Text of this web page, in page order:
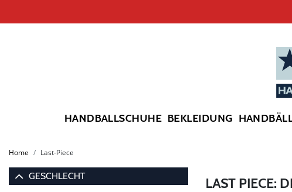
HANDBALLSCHUHE BEKLEIDUNG
Home Last-Piece
GESCHLECHT LAST PIECE: